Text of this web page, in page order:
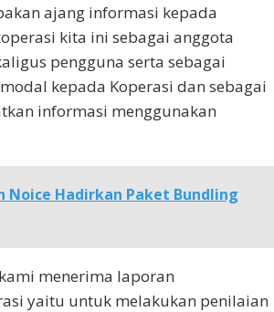
ajang informasi kepada
kita ini sebagai anggota
pengguna serta sebagai
kepada Koperasi dan sebagai
informasi menggunakan
Noice Hadirkan Paket Bundling
menerima laporan
yaitu untuk melakukan penilaian